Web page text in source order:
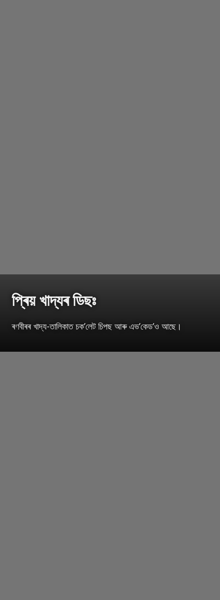
প্ৰিয় খাদ্যৰ ডিছঃ
ৰণবীৰৰ খাদ্য-তালিকাত চক’লেট চিপছ আৰু এভ’কেড’ও আছে।